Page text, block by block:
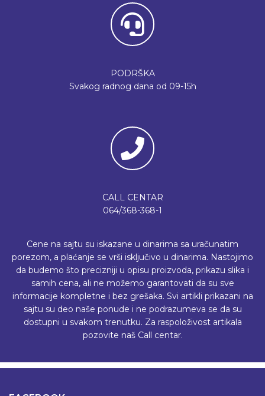
PODRŠKA
Svakog radnog dana od 09-15h
CALL CENTAR
064/368-368-1
Cene na sajtu su iskazane u dinarima sa uračunatim
porezom, a plaćanje se vrši isključivo u dinarima. Nastojimo
da budemo što precizniji u opisu proizvoda, prikazu slika i
samih cena, ali ne možemo garantovati da su sve
informacije kompletne i bez grešaka. Svi artikli prikazani na
sajtu su deo naše ponude i ne podrazumeva se da su
dostupni u svakom trenutku. Za raspoloživost artikala
pozovite naš Call centar.